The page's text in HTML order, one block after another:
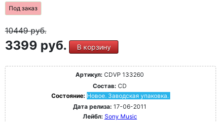
Под заказ
10449руб.
3399 руб. В корзину
Артикул: CDVP 133260
Состав: CD
Состояние: Новое. Заводская упаковка.
Дата релиза: 17-06-2011
Лейбл: Sony Music